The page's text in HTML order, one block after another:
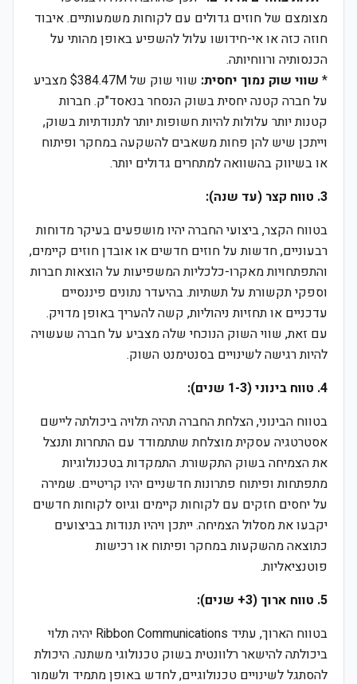
מצומצם של חוזים גדולים עם לקוחות משמעותיים. איבוד
חוזה כזה או אי-חידושו עלול להשפיע באופן מהותי על
הכנסותיה ורווחיותה.
* שווי שוק נמוך יחסית:
שווי שוק של $384.47M מצביע
על חברה קטנה יחסית בשוק הנסחר בנאסד"ק. חברות
קטנות יותר עלולות להיות חשופות יותר לתנודתיות בשוק,
וייתכן שיש להן פחות משאבים להשקעה במחקר ופיתוח
או בשיווק בהשוואה למתחרים גדולים יותר.
3. טווח קצר (עד שנה):
בטווח הקצר, ביצועי החברה יהיו מושפעים בעיקר מדוחות
רבעוניים, חדשות על חוזים חדשים או אובדן חוזים קיימים,
והתפתחויות מאקרו-כלכליות המשפיעות על הוצאות חברות
וספקי תקשורת על תשתיות. בהיעדר נתונים פיננסיים
עדכניים או תחזיות ניהוליות, קשה להעריך באופן מדויק.
עם זאת, שווי השוק הנוכחי שלה מצביע על חברה שעשויה
להיות רגישה לשינויים בסנטימנט השוק.
4. טווח בינוני (1-3 שנים):
בטווח הבינוני, הצלחת החברה תהיה תלויה ביכולתה ליישם
אסטרטגיה עסקית מוצלחת שתתמודד עם התחרות ותנצל
את הצמיחה בשוק התקשורת. התמקדות בטכנולוגיות
מתפתחות ופיתוח פתרונות חדשניים יהיו קריטיים. שמירה
על יחסים חזקים עם לקוחות קיימים וגיוס לקוחות חדשים
יקבעו את מסלול הצמיחה. ייתכן ויהיו תנודות בביצועים
כתוצאה מהשקעות במחקר ופיתוח או רכישות
פוטנציאליות.
5. טווח ארוך (3+ שנים):
בטווח הארוך, עתיד Ribbon Communications יהיה תלוי
ביכולתה להישאר רלוונטית בשוק טכנולוגי משתנה. היכולת
להסתגל לשינויים טכנולוגיים, לחדש באופן מתמיד ולשמור